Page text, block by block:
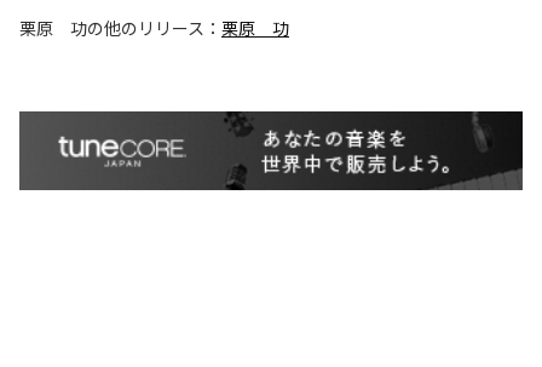
栗原 功の他のリリース： 栗原 功